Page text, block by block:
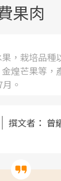
果肉
，栽培品種
煌芒果等，
。
撰文者： 曾